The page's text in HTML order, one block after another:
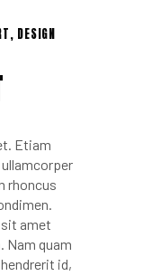
, DESIGN
Etiam
rhoncus
sit amet
Nam quam
id,